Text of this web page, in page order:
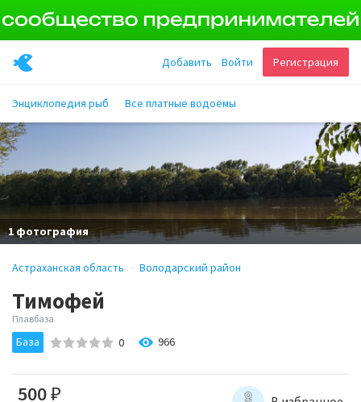
Регистрация
Войти
Добавить
Энциклопедия рыб Все платные водоёмы
1 фотография
Астраханская область Володарский район
Тимофей
Плавбаза
База 0 966
500₽